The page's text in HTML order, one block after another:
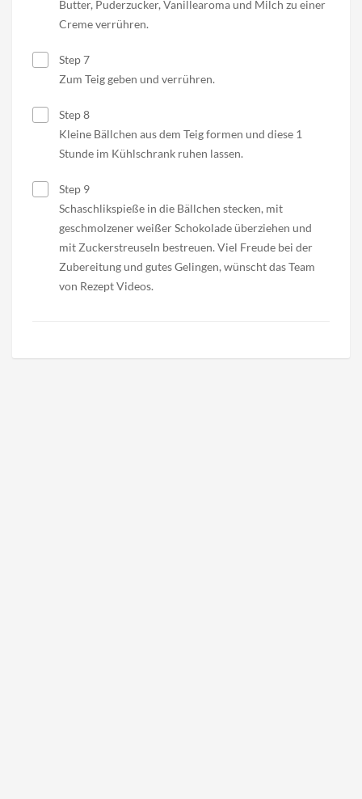
Butter, Puderzucker, Vanillearoma und Milch zu einer
Creme verrühren.
Step 7
Zum Teig geben und verrühren.
Step 8
Kleine Bällchen aus dem Teig formen und diese 1
Stunde im Kühlschrank ruhen lassen.
Step 9
Schaschlikspieße in die Bällchen stecken, mit
geschmolzener weißer Schokolade überziehen und
mit Zuckerstreuseln bestreuen. Viel Freude bei der
Zubereitung und gutes Gelingen, wünscht das Team
von Rezept Videos.